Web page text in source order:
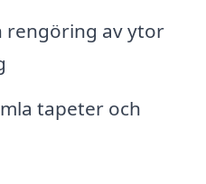
rengöring av ytor
tapeter och